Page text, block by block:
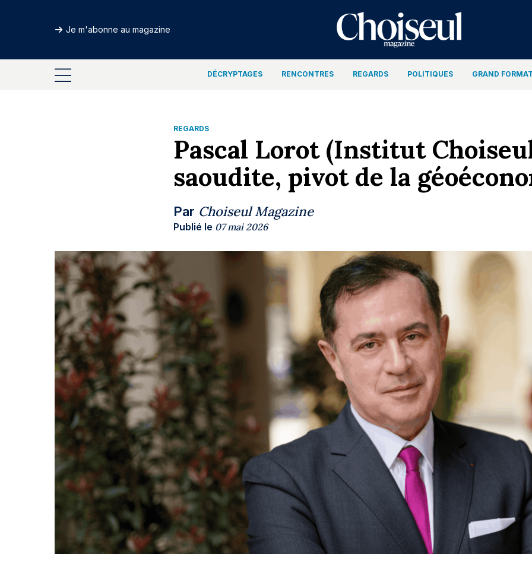
Je m'abonne au magazine
DÉCRYPTAGES RENCONTRES REGARDS POLITIQUES GRAND FORMAT
REGARDS
Pascal Lorot (Institut
saoudite, pivot de la
Par Choiseul Magazine
Publié le 07 mai 2026